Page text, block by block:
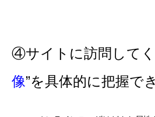
④サイトに訪問して
像”を具体的に把握で